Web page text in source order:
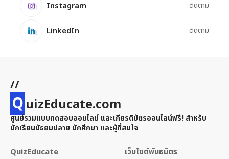
Instagram ติดตาม
LinkedIn ติดตาม
//
QuizEducate.com
ศูนย์รวมแบบทดสอบออนไลน์ และเกียรติบัตรออนไลน์ฟรี! สำหรับ
นักเรียนมัธยมปลาย นักศึกษา และผู้ที่สนใจ
QuizEducate เว็บไซต์พันธมิตร